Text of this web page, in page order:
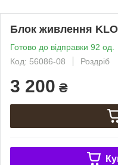
Блок живлення
Готово до відправки 92 од.
Код: 56086-08
Роздріб
3 200 ₴